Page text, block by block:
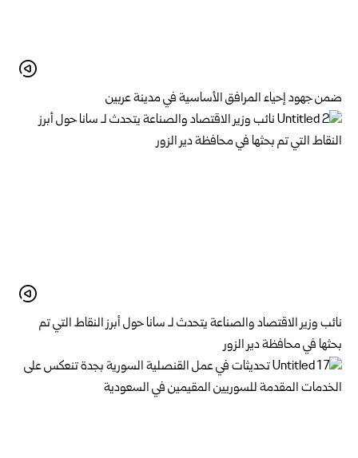
ضمن جهود إحياء المرافق الأساسية في مدينة عربين
نائب وزير الاقتصاد والصناعة يتحدث لـ سانا حول أبرز النقاط التي تم
بحثها في محافظة دير الزور